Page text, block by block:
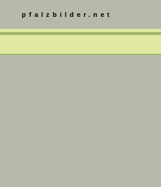
pfalzbilder.net